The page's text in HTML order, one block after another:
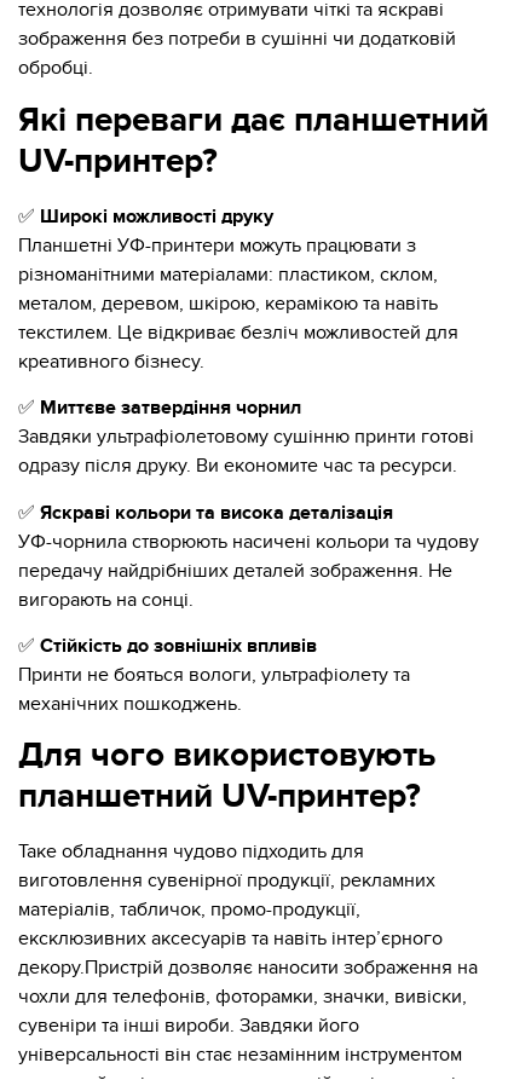
технологія дозволяє отримувати чіткі та яскраві
зображення без потреби в сушінні чи додатковій
обробці.
Які переваги дає планшетний
UV-принтер?
✅ Широкі можливості друку
Планшетні УФ-принтери можуть працювати з
різноманітними матеріалами: пластиком, склом,
металом, деревом, шкірою, керамікою та навіть
текстилем. Це відкриває безліч можливостей для
креативного бізнесу.
✅ Миттєве затвердіння чорнил
Завдяки ультрафіолетовому сушінню принти готові
одразу після друку. Ви економите час та ресурси.
✅ Яскраві кольори та висока деталізація
УФ-чорнила створюють насичені кольори та чудову
передачу найдрібніших деталей зображення. Не
вигорають на сонці.
✅ Стійкість до зовнішніх впливів
Принти не бояться вологи, ультрафіолету та
механічних пошкоджень.
Для чого використовують
планшетний UV-принтер?
Таке обладнання чудово підходить для
виготовлення сувенірної продукції, рекламних
матеріалів, табличок, промо-продукції,
ексклюзивних аксесуарів та навіть інтер’єрного
декору.Пристрій дозволяє наносити зображення на
чохли для телефонів, фоторамки, значки, вивіски,
сувеніри та інші вироби. Завдяки його
універсальності він стає незамінним інструментом